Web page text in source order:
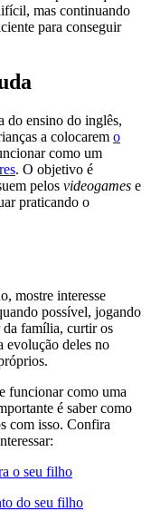
mas continuando
para conseguir
do ensino do inglês,
a colocarem o
como um
. O objetivo é
pelos videogames e
praticando o
mostre interesse
possível, jogando
da família, curtir os
evolução deles no
funcionar como uma
é saber como
com isso. Confira
o seu filho
do seu filho